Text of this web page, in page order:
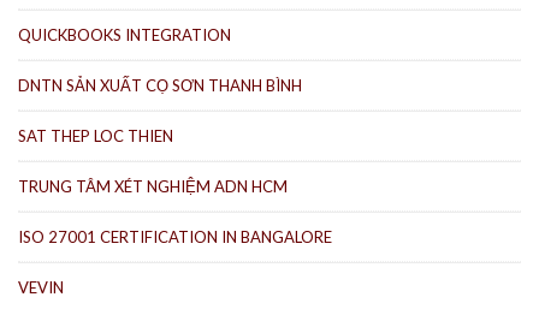
QUICKBOOKS INTEGRATION
DNTN SẢN XUẤT CỌ SƠN THANH BÌNH
SAT THEP LOC THIEN
TRUNG TÂM XÉT NGHIỆM ADN HCM
ISO 27001 CERTIFICATION IN BANGALORE
VEVIN